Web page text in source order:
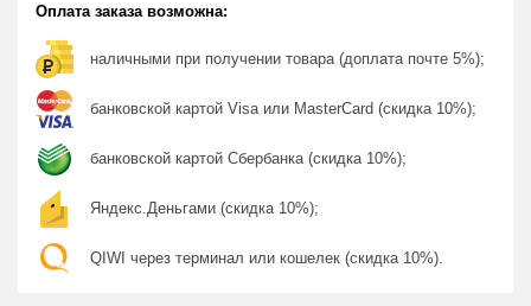
Оплата заказа возможна:
наличными при получении товара (доплата почте 5%);
банковской картой Visa или MasterCard (скидка 10%);
банковской картой Сбербанка (скидка 10%);
Яндекс.Деньгами (скидка 10%);
QIWI через терминал или кошелек (скидка 10%).